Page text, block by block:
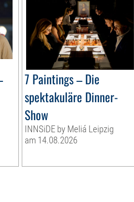
7 Paintings – Die
spektakuläre Dinner-
Show
INNSiDE by Meliá Leipzig
am 14.08.2026